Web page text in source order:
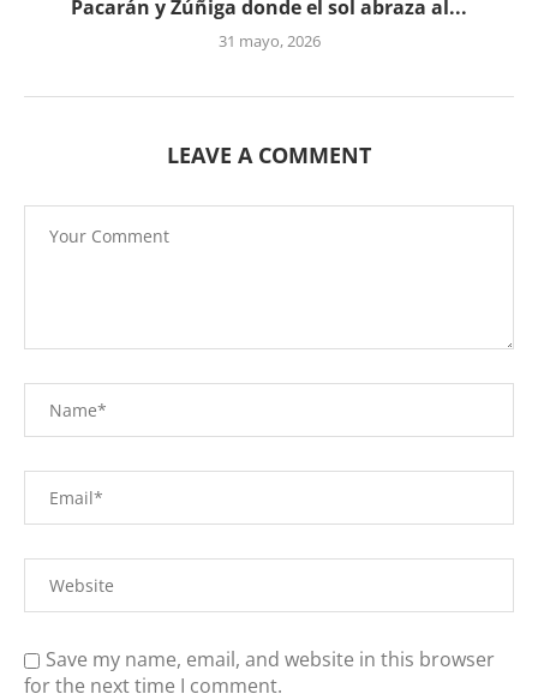
Pacarán y Zúñiga donde el sol abraza al...
31 mayo, 2026
LEAVE A COMMENT
Save my name, email, and website in this browser
for the next time I comment.